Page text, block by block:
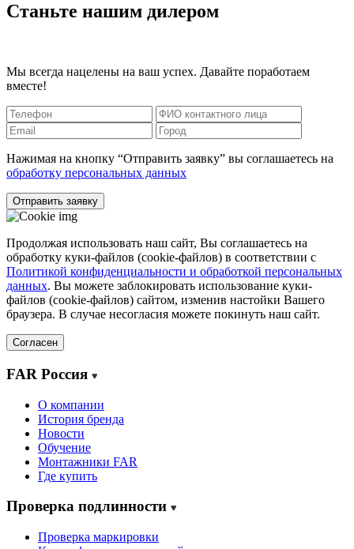
Станьте нашим дилером
Мы всегда нацелены на ваш успех. Давайте поработаем
вместе!
Нажимая на кнопку “Отправить заявку” вы соглашаетесь на
обработку персональных данных
Отправить заявку
Продолжая использовать наш сайт, Вы соглашаетесь на
обработку куки-файлов (cookie-файлов) в соответствии с
Политикой конфиденциальности и обработкой персональных
данных. Вы можете заблокировать использование куки-
файлов (cookie-файлов) сайтом, изменив настойки Вашего
браузера. В случае несогласия можете покинуть наш сайт.
Согласен
FAR Россия
О компании
История бренда
Новости
Обучение
Монтажники FAR
Где купить
Проверка подлинности
Проверка маркировки